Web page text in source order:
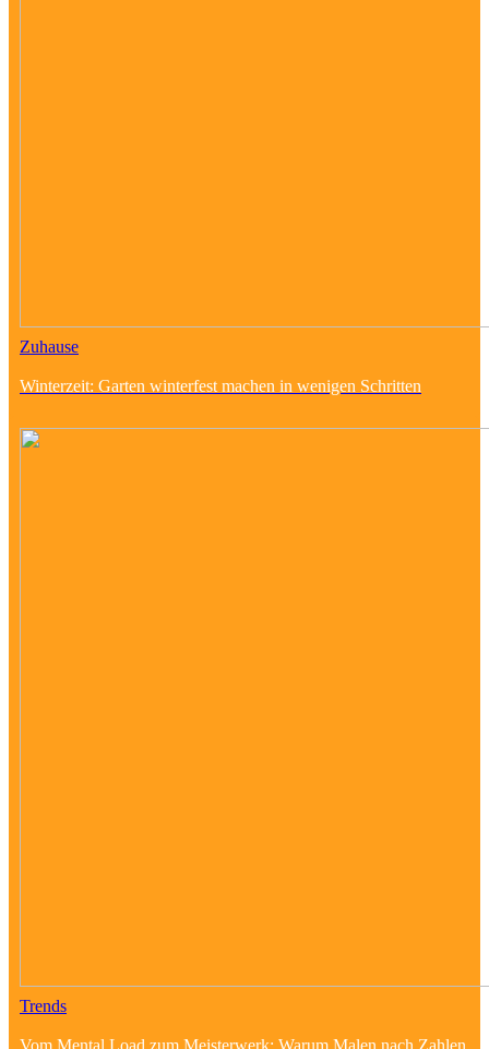
Zuhause
Winterzeit: Garten winterfest machen in wenigen Schritten
Trends